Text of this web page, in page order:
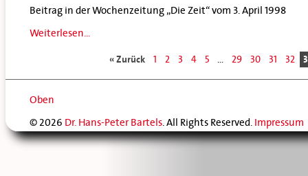
Beitrag in der Wochenzeitung „Die Zeit“ vom 3. April 1998
Weiterlesen...
« Zurück 1 2 3 4 5 ... 29 30 31 32
Oben
© 2026 Dr. Hans-Peter Bartels. All Rights Reserved. Impressum